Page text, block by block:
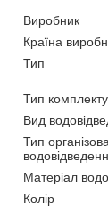
Виробник
Країна
Тип
Тип
Вид
Тип
Матеріал
Колір